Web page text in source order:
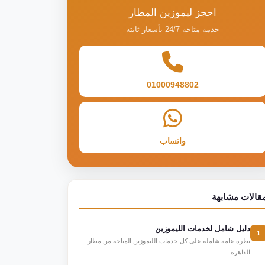
احجز ليموزين المطار
خدمة متاحة 24/7 بأسعار ثابتة
01000948802
واتساب
مشابهة
1 دليل شامل لخدمات الليموزين
نظرة عامة شاملة على كل خدمات الليموزين المتاحة من مطار
القاهرة